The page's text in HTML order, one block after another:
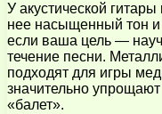
У акустической
нее насыщенный тон и
если ваша цель —
течение песни.
подходят для игры
значительно
«балет».